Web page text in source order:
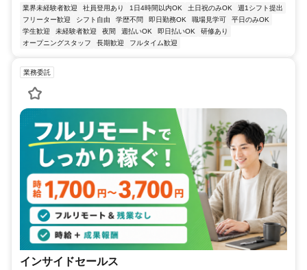
業界未経験者歓迎 社員登用あり 1日4時間以内OK 土日祝のみOK
週1シフト提出
フリーター歓迎
シフト自由 学歴不問 即日勤務OK 職場見学可
平日のみOK
学生歓迎
未経験者歓迎 夜間 週払いOK 即日払いOK
研修あり
オープニングスタッフ
長期歓迎 フルタイム歓迎
業務委託
インサイドセールス